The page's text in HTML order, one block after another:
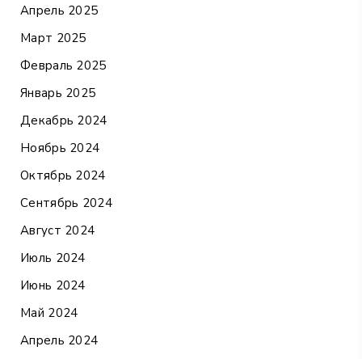
Апрель 2025
Март 2025
Февраль 2025
Январь 2025
Декабрь 2024
Ноябрь 2024
Октябрь 2024
Сентябрь 2024
Август 2024
Июль 2024
Июнь 2024
Май 2024
Апрель 2024